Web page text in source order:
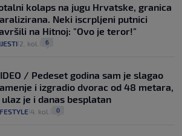
kolaps na jugu Hrvatske, granica
Neki iscrpljeni putnici
na Hitnoj: "Ovo je teror!"
2. kol. 6
/ Pedeset godina sam je slagao
i izgradio dvorac od 48 metara,
ulaz je i danas besplatan
4. kol. 0